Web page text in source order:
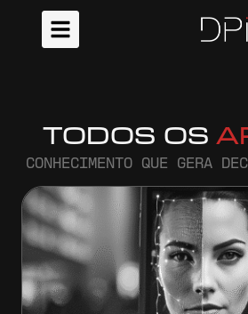
TODOS OS
CONHECIMENTO QUE GERA